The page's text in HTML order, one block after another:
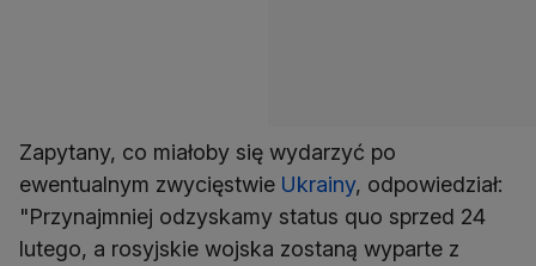
Zapytany, co miałoby się wydarzyć po
ewentualnym zwycięstwie Ukrainy, odpowiedział:
"Przynajmniej odzyskamy status quo sprzed 24
lutego, a rosyjskie wojska zostaną wyparte z